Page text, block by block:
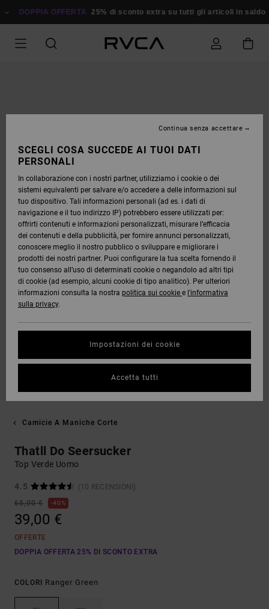
ALLE
DOPPIA OFFERTA 25% di sconto extra su tutti gli articoli in
Camicie A Maniche Corte
Thatll Do Seersucker
Top Verde Uomo
4.5
(10 RECENSIONI)
65,00 €
40%
39,00 €
OFFERTE
DOPPIA OFFERTA 25% DI SCONTO EXTRA
COLORI Ranger Green
SCEGLI COSA SUCCEDE AI TUOI DATI
PERSONALI
In collaborazione con i nostri partner, utilizziamo i cookie o dei
sistemi equivalenti per salvare e/o accedere a delle informazioni sul
tuo dispositivo. Tali informazioni personali (ad es. i dati di
navigazione e il tuo indirizzo IP) potrebbero essere utilizzati per:
offrirti contenuti e informazioni personalizzati, misurare l’efficacia
dei contenuti e della pubblicità, per fornire annunci personalizzati,
conoscere meglio il nostro pubblico o sviluppare e migliorare i
prodotti dei nostri partner. Puoi configurare la tua scelta fornendo il
tuo consenso all’uso di determinati cookie o negandolo ad altri tipi
di cookie (ad esempio, alcuni cookie di tipo analitico). Per ulteriori
informazioni consulta la nostra politica sui cookie e l'informativa
sulla privacy.
Impostazioni dei cookie
Continua senza accettare
Accetta tutti